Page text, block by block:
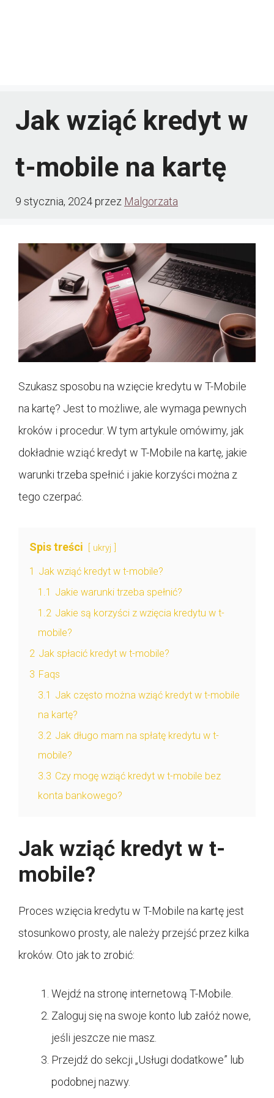
Jak wziąć kredyt w
t-mobile na kartę
9 stycznia, 2024przez Malgorzata
Szukasz sposobu na wzięcie kredytu w T-Mobile
na kartę? Jest to możliwe, ale wymaga pewnych
kroków i procedur. W tym artykule omówimy, jak
dokładnie wziąć kredyt w T-Mobile na kartę, jakie
warunki trzeba spełnić i jakie korzyści można z
tego czerpać.
Spis treści ukryj
1 Jak wziąć kredyt w t-mobile?
1.1 Jakie warunki trzeba spełnić?
1.2 Jakie są korzyści z wzięcia kredytu w t-
mobile?
2 Jak spłacić kredyt w t-mobile?
3 Faqs
3.1 Jak często można wziąć kredyt w t-mobile
na kartę?
3.2 Jak długo mam na spłatę kredytu w t-
mobile?
3.3 Czy mogę wziąć kredyt w t-mobile bez
konta bankowego?
Jak wziąć kredyt w t-
mobile?
Proces wzięcia kredytu w T-Mobile na kartę jest
stosunkowo prosty, ale należy przejść przez kilka
kroków. Oto jak to zrobić:
Wejdź na stronę internetową T-Mobile.
Zaloguj się na swoje konto lub załóż nowe,
jeśli jeszcze nie masz.
Przejdź do sekcji „Usługi dodatkowe” lub
podobnej nazwy.